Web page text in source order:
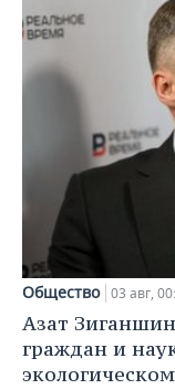
Общество 03 авг,
Азат
граждан и